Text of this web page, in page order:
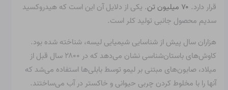
قرار دارد. ۷۰ میلیون تن
. یکی از دلایل آن این است که هیدروکسید
سدیم محصول جانبی تولید کلر است.
هزاران سال پیش از شناسایی شیمیایی لیسه، شناخته شده بود.
کاوش‌های باستان‌شناسی نشان می‌دهد که در ۲۸۰۰ سال قبل از
میلاد، صابون‌های مبتنی بر لیمو توسط بابلی‌ها استفاده می‌شد که
آنها را با مخلوط کردن چربی حیوانی و خاکستر در آب می‌ساختند.